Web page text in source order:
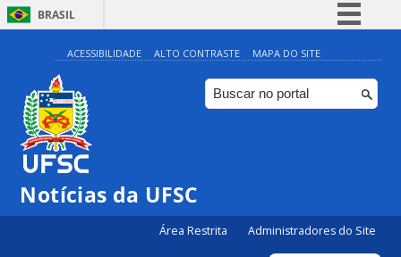
BRASIL
Simplifique!
Comunica BR
Participe
ACESSIBILIDADE ALTO CONTRASTE MAPA DO SITE
Notícias da UFSC
Área Restrita Administradores do Site